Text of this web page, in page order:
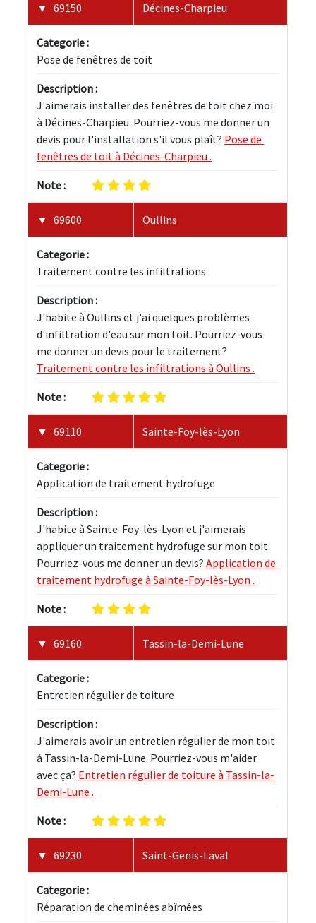
69150 Décines-Charpieu
Categorie :
Pose de fenêtres de toit
Description :
J'aimerais installer des fenêtres de toit chez moi
à Décines-Charpieu. Pourriez-vous me donner un
devis pour l'installation s'il vous plaît? Pose de
fenêtres de toit à Décines-Charpieu .
Note :
69600 Oullins
Categorie :
Traitement contre les infiltrations
Description :
J'habite à Oullins et j'ai quelques problèmes
d'infiltration d'eau sur mon toit. Pourriez-vous
me donner un devis pour le traitement?
Traitement contre les infiltrations à Oullins .
Note :
69110 Sainte-Foy-lès-Lyon
Categorie :
Application de traitement hydrofuge
Description :
J'habite à Sainte-Foy-lès-Lyon et j'aimerais
appliquer un traitement hydrofuge sur mon toit.
Pourriez-vous me donner un devis? Application de
traitement hydrofuge à Sainte-Foy-lès-Lyon .
Note :
69160 Tassin-la-Demi-Lune
Categorie :
Entretien régulier de toiture
Description :
J'aimerais avoir un entretien régulier de mon toit
à Tassin-la-Demi-Lune. Pourriez-vous m'aider
avec ça? Entretien régulier de toiture à Tassin-la-
Demi-Lune .
Note :
69230 Saint-Genis-Laval
Categorie :
Réparation de cheminées abîmées